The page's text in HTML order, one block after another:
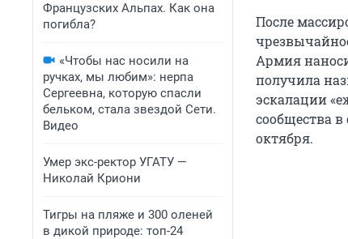
Французских Альпах. Как она
погибла?
«Чтобы нас носили на
ручках, мы любим»: нерпа
Сергеевна, которую спасли
бельком, стала звездой Сети.
Видео
Умер экс-ректор УГАТУ —
Николай Криони
Тигры на пляже и 300 оленей
в дикой природе: топ-24
После
Армия
получила
эскалации
сообщества в
октября.